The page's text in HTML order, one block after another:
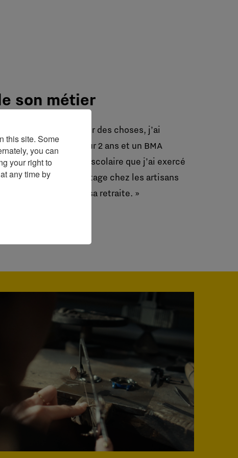
son métier
bricoler et créer des choses, j’ai
un CAP joaillerie sur 2 ans et un BMA
durant ce cursus scolaire que j’ai exercé
mon maître de stage chez les artisans
succède car il a pris sa retraite. »
this site. Some
you can
your right to
any time by